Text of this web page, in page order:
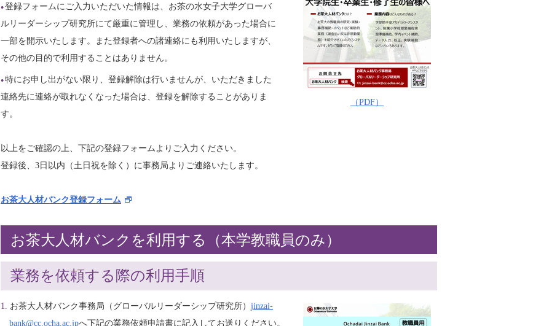
（PDF）
登録フォームにご入力いただいた情報は、お茶の水女子大学グローバ
ルリーダーシップ研究所にて厳重に管理し、業務の依頼があった場合に
一部を開示いたします。また登録者への諸連絡にも利用いたしますが、
その他の目的で利用することはありません。
特にお申し出がない限り、登録解除は行いませんが、いただきました
連絡先に連絡が取れなくなった場合は、登録を解除することがありま
す。
以上をご確認の上、下記の登録フォームよりご入力ください。
登録後、3日以内（土日祝を除く）に事務局よりご連絡いたします。
お茶大人材バンク登録フォーム
お茶大人材バンクを利用する（本学教職員のみ）
業務を依頼する際の利用手順
お茶大人材バンク事務局（グローバルリーダーシップ研究所） jinzai-
bank@cc.ocha.ac.jpへ下記の業務依頼申請書に記入してお送りください。